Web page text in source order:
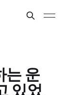
는 운
있었